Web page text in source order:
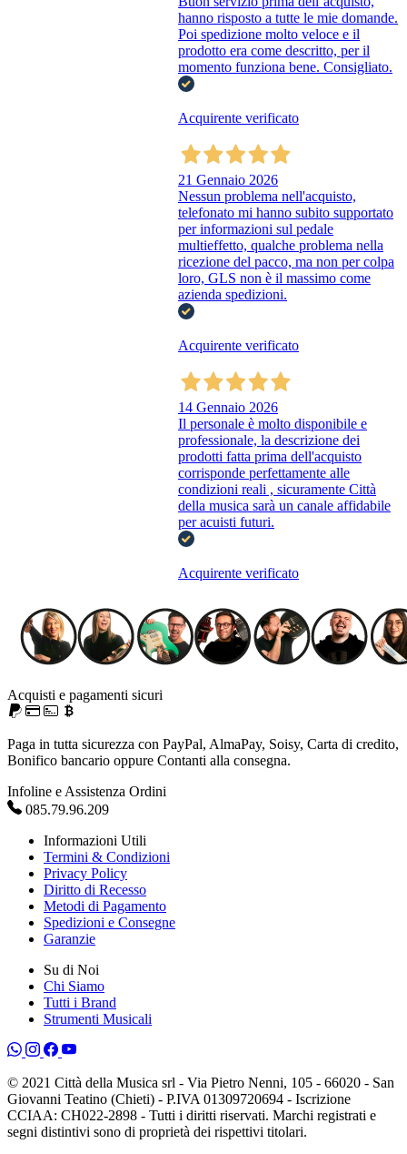
hanno risposto a tutte le mie domande.
Poi spedizione molto veloce e il
prodotto era come descritto, per il
momento funziona bene. Consigliato.
Acquirente verificato
21 Gennaio 2026
Nessun problema nell'acquisto,
telefonato mi hanno subito supportato
per informazioni sul pedale
multieffetto, qualche problema nella
ricezione del pacco, ma non per colpa
loro, GLS non è il massimo come
azienda spedizioni.
Acquirente verificato
14 Gennaio 2026
Il personale è molto disponibile e
professionale, la descrizione dei
prodotti fatta prima dell'acquisto
corrisponde perfettamente alle
condizioni reali , sicuramente Città
della musica sarà un canale affidabile
per acuisti futuri.
Acquirente verificato
Acquisti e pagamenti sicuri
Paga in tutta sicurezza con PayPal, AlmaPay, Soisy, Carta di credito,
Bonifico bancario oppure Contanti alla consegna.
Infoline e Assistenza Ordini
085.79.96.209
Informazioni Utili
Termini & Condizioni
Privacy Policy
Diritto di Recesso
Metodi di Pagamento
Spedizioni e Consegne
Garanzie
Su di Noi
Chi Siamo
Tutti i Brand
Strumenti Musicali
© 2021 Città della Musica srl - Via Pietro Nenni, 105 - 66020 - San
Giovanni Teatino (Chieti) - P.IVA 01309720694 - Iscrizione
CCIAA: CH022-2898 - Tutti i diritti riservati. Marchi registrati e
segni distintivi sono di proprietà dei rispettivi titolari.